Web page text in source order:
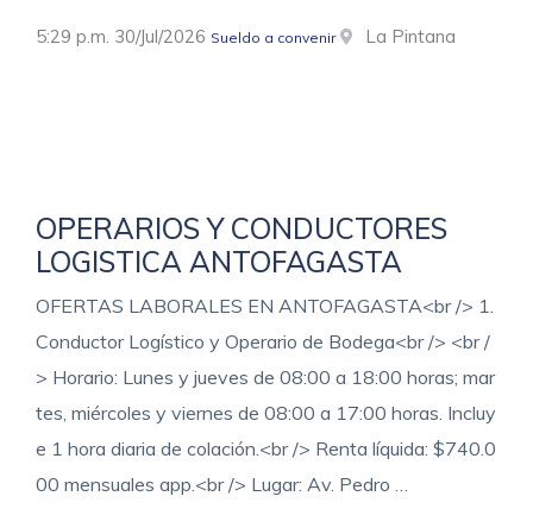
5:29 p.m. 30/Jul/2026 Sueldo a convenir La Pintana
OPERARIOS Y CONDUCTORES
LOGISTICA ANTOFAGASTA
OFERTAS LABORALES EN ANTOFAGASTA<br /> 1.
Conductor Logístico y Operario de Bodega<br /> <br /
> Horario: Lunes y jueves de 08:00 a 18:00 horas; mar
tes, miércoles y viernes de 08:00 a 17:00 horas. Incluy
e 1 hora diaria de colación.<br /> Renta líquida: $740.0
00 mensuales app.<br /> Lugar: Av. Pedro …